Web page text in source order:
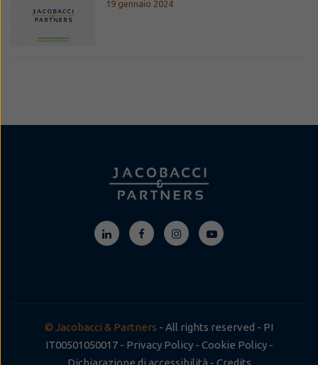
19 gennaio 2024
© Jacobacci & Partners - All rights reserved - PI
IT00501050017 - Privacy Policy- Cookie Policy-
Dichiarazione di accessibilità - Credits